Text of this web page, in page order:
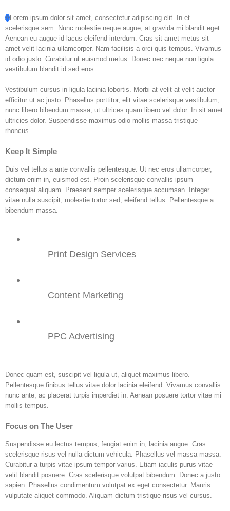
ALorem ipsum dolor sit amet, consectetur adipiscing elit. In et
scelerisque sem. Nunc molestie neque augue, at gravida mi blandit eget.
Aenean eu augue id lacus eleifend interdum. Cras sit amet metus sit
amet velit lacinia ullamcorper. Nam facilisis a orci quis tempus. Vivamus
id odio justo. Curabitur ut euismod metus. Donec nec neque non ligula
vestibulum blandit id sed eros.
Vestibulum cursus in ligula lacinia lobortis. Morbi at velit at velit auctor
efficitur ut ac justo. Phasellus porttitor, elit vitae scelerisque vestibulum,
nunc libero bibendum massa, ut ultrices quam libero vel dolor. In sit amet
ultricies dolor. Suspendisse maximus odio mollis massa tristique
rhoncus.
Keep It Simple
Duis vel tellus a ante convallis pellentesque. Ut nec eros ullamcorper,
dictum enim in, euismod est. Proin scelerisque convallis ipsum
consequat aliquam. Praesent semper scelerisque accumsan. Integer
vitae nulla suscipit, molestie tortor sed, eleifend tellus. Pellentesque a
bibendum massa.
Print Design Services
Content Marketing
PPC Advertising
Donec quam est, suscipit vel ligula ut, aliquet maximus libero.
Pellentesque finibus tellus vitae dolor lacinia eleifend. Vivamus convallis
nunc ante, ac placerat turpis imperdiet in. Aenean posuere tortor vitae mi
mollis tempus.
Focus on The User
Suspendisse eu lectus tempus, feugiat enim in, lacinia augue. Cras
scelerisque risus vel nulla dictum vehicula. Phasellus vel massa massa.
Curabitur a turpis vitae ipsum tempor varius. Etiam iaculis purus vitae
velit blandit posuere. Cras scelerisque volutpat bibendum. Donec a justo
sapien. Phasellus condimentum volutpat ex eget consectetur. Mauris
vulputate aliquet commodo. Aliquam dictum tristique risus vel cursus.